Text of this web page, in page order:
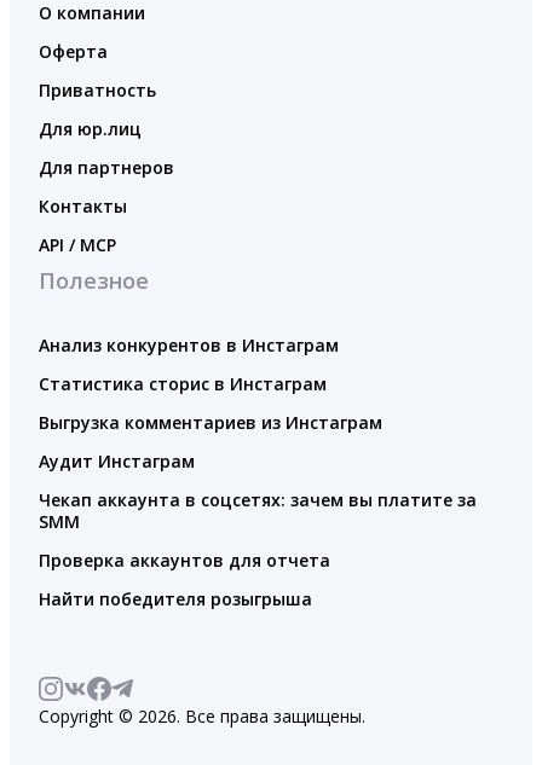
О компании
Оферта
Приватность
Для юр.лиц
Для партнеров
Контакты
API / MCP
Полезное
Анализ конкурентов в Инстаграм
Статистика сторис в Инстаграм
Выгрузка комментариев из Инстаграм
Аудит Инстаграм
Чекап аккаунта в соцсетях: зачем вы платите за
SMM
Проверка аккаунтов для отчета
Найти победителя розыгрыша
Copyright © 2026. Все права защищены.